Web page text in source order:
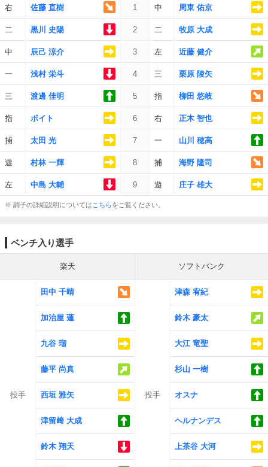
右 佐藤 直樹 1 中 周東 佑京
二 黒川 史陽 2 二 牧原 大成
中 辰己 涼介 3 左 近藤 健介
一 浅村 栄斗 4 三 栗原 陵矢
三 渡邊 佳明 5 指 柳田 悠岐
指 ボイト 6 右 正木 智也
捕 太田 光 7 一 山川 穂高
遊 村林 一輝 8 捕 海野 隆司
左 中島 大輔 9 遊 庄子 雄大
※ 調子の詳細説明については こちらをご覧ください。
ベンチ入り選手
楽天 ソフトバンク
投手
田中 千晴
投手
津森 宥紀
加治屋 蓮 鈴木 豪太
九谷 瑠 大江 竜聖
藤平 尚真 杉山 一樹
西垣 雅矢 オスナ
津留﨑 大成 ヘルナンデス
鈴木 翔天 上茶谷 大河